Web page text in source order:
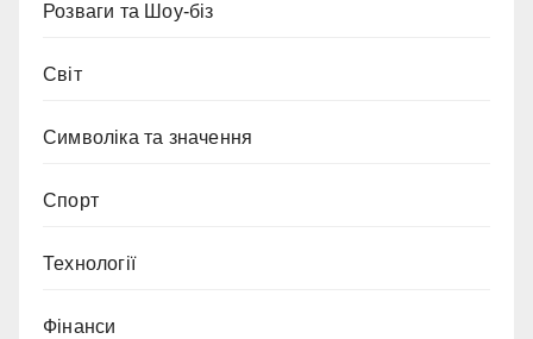
Розваги та Шоу-біз
Світ
Символіка та значення
Спорт
Технології
Фінанси